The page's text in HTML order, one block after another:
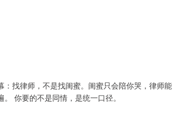
找律师，不是找闺蜜。闺蜜只会陪你哭，律师能
你要的不是同情，是统一口径。